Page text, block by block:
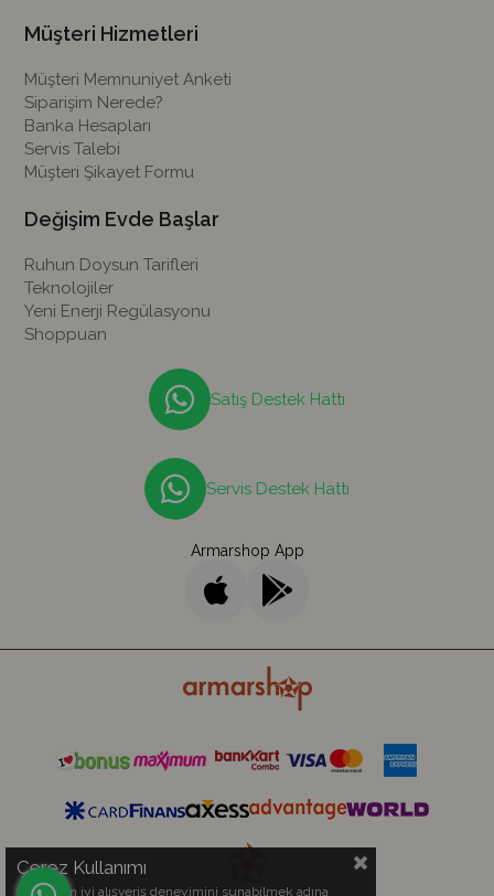
Müşteri Hizmetleri
Müşteri Memnuniyet Anketi
Siparişim Nerede?
Banka Hesapları
Servis Talebi
Müşteri Şikayet Formu
Değişim Evde Başlar
Ruhun Doysun Tarifleri
Teknolojiler
Yeni Enerji Regülasyonu
Shoppuan
Satış Destek Hattı
Servis Destek Hattı
Armarshop App
Çerez Kullanımı
Sizlere en iyi alışveriş deneyimini sunabilmek adına